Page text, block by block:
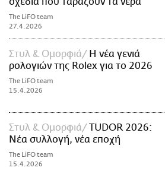
The LiFO team
27.4.2026
Στυλ & Ομορφιά
Η νέα γενιά
ρολογιών της Rolex για το 2026
The LiFO team
15.4.2026
Στυλ & Ομορφιά
TUDOR 2026:
Νέα συλλογή, νέα εποχή
The LiFO team
15.4.2026